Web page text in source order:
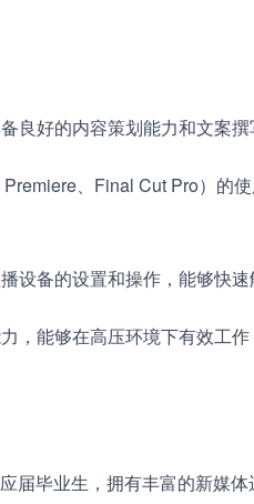
备良好的内容策划能力和文
、Final Cut Pro）的
设备的设置和操作，能够
，能够在高压环境下有效
届毕业生，拥有丰富的新媒